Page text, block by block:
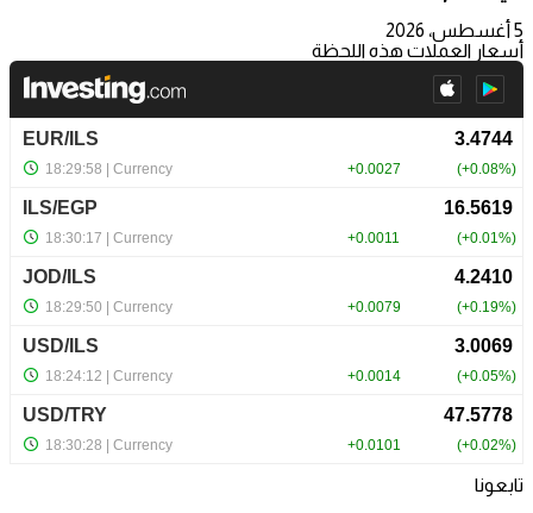
5 أغسطس، 2026
أسعار العملات هذه اللحظة
تابعونا